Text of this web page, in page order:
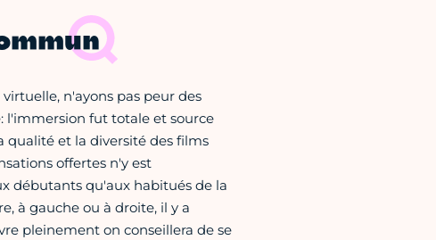
n'ayons pas peur des
l'immersion fut totale et source
qualité et la diversité des films
offertes n'y est
débutants qu'aux habitués de la
à gauche ou à droite, il y a
pleinement on conseillera de se